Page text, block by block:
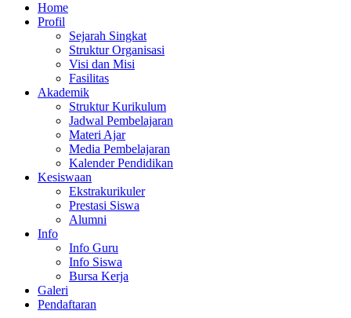
Home
Profil
Sejarah Singkat
Struktur Organisasi
Visi dan Misi
Fasilitas
Akademik
Struktur Kurikulum
Jadwal Pembelajaran
Materi Ajar
Media Pembelajaran
Kalender Pendidikan
Kesiswaan
Ekstrakurikuler
Prestasi Siswa
Alumni
Info
Info Guru
Info Siswa
Bursa Kerja
Galeri
Pendaftaran